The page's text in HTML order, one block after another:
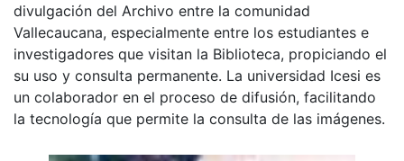
divulgación del Archivo entre la comunidad
Vallecaucana, especialmente entre los estudiantes e
investigadores que visitan la Biblioteca, propiciando el
su uso y consulta permanente. La universidad Icesi es
un colaborador en el proceso de difusión, facilitando
la tecnología que permite la consulta de las imágenes.